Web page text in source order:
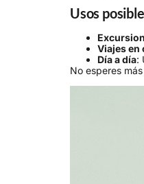
Usos
Viajes en
Día a día:
No esperes